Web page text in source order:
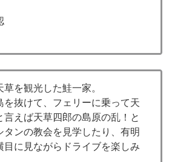
を観光した鮭一家。
を抜けて、フェリーに乗って天
言えば天草四郎の島原の乱！と
タンの教会を見学したり、有明
目に見ながらドライブを楽しみ